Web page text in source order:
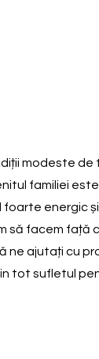
modeste
familiei
energic
facem față
ne ajutați cu
tot sufletul